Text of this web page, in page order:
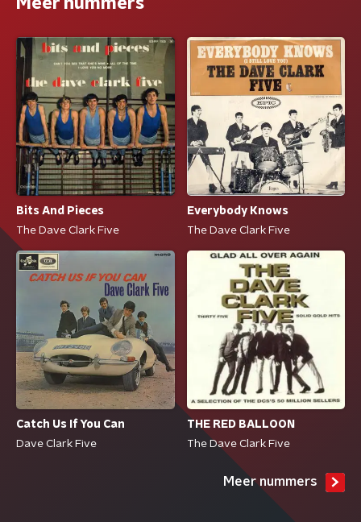
Bits And Pieces
The Dave Clark Five
Everybody Knows
The Dave Clark Five
Catch Us If You Can
Dave Clark Five
THE RED BALLOON
The Dave Clark Five
Meer nummers